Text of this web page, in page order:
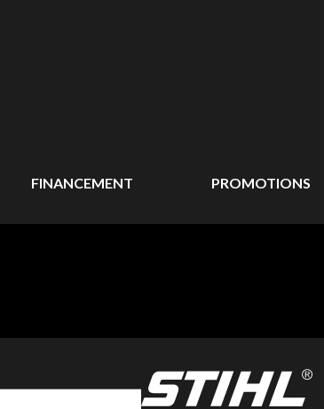
FINANCEMENT PROMOTIONS